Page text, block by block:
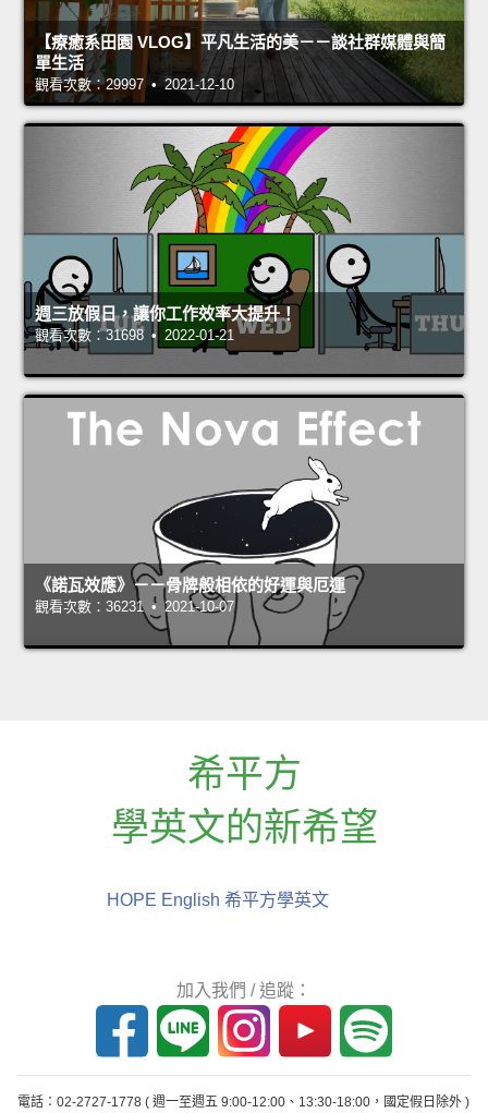
【療癒系田園 VLOG】平凡生活的美－－談社群媒體與簡
單生活
觀看次數：29997 • 2021-12-10
週三放假日，讓你工作效率大提升！
觀看次數：31698 • 2022-01-21
《諾瓦效應》－－骨牌般相依的好運與厄運
觀看次數：36231 • 2021-10-07
希平方
學英文的新希望
HOPE English 希平方學英文
加入我們 / 追蹤：
電話：02-2727-1778 ( 週一至週五 9:00-12:00、13:30-18:00，國定假日除外 )